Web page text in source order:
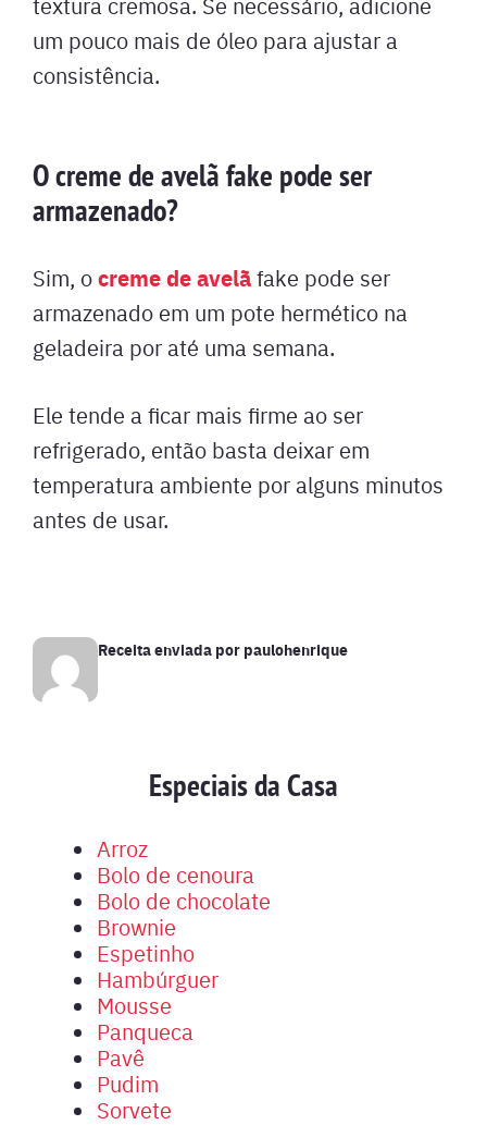
um pouco mais de óleo para ajustar a
consistência.
O creme de avelã fake pode ser
armazenado?
Sim, ocreme de avelãfake pode ser
armazenado em um pote hermético na
geladeira por até uma semana.
Ele tende a ficar mais firme ao ser
refrigerado, então basta deixar em
temperatura ambiente por alguns minutos
antes de usar.
Receita enviada por paulohenrique
Especiais da Casa
Arroz
Bolo de cenoura
Bolo de chocolate
Brownie
Espetinho
Hambúrguer
Mousse
Panqueca
Pavê
Pudim
Sorvete